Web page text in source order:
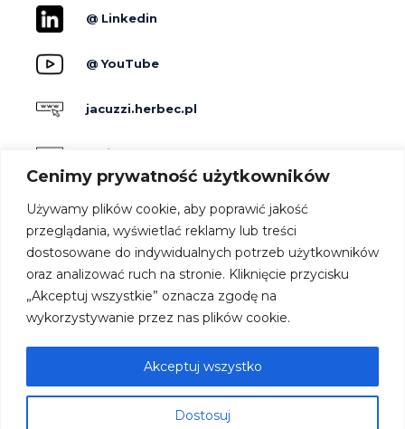
Cenimy prywatność użytkowników
Używamy plików cookie, aby poprawić jakość
przeglądania, wyświetlać reklamy lub treści
dostosowane do indywidualnych potrzeb użytkowników
oraz analizować ruch na stronie. Kliknięcie przycisku
„Akceptuj wszystkie” oznacza zgodę na
wykorzystywanie przez nas plików cookie.
Dostosuj
Akceptuj wszystko
@ Linkedin
@ YouTube
jacuzzi.herbec.pl
holidayskypark.pl